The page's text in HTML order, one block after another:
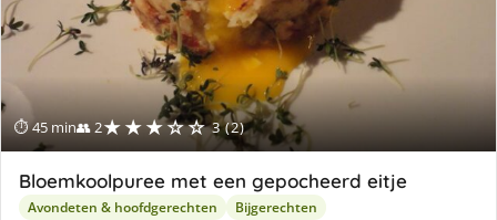
⏱ 45 min👥 2★★★☆☆ 3 (2)
Bloemkoolpuree met een gepocheerd eitje
Avondeten & hoofdgerechten Bijgerechten